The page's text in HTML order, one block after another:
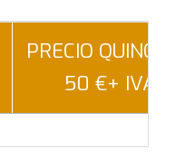
PRECIO
50 €+ IVA